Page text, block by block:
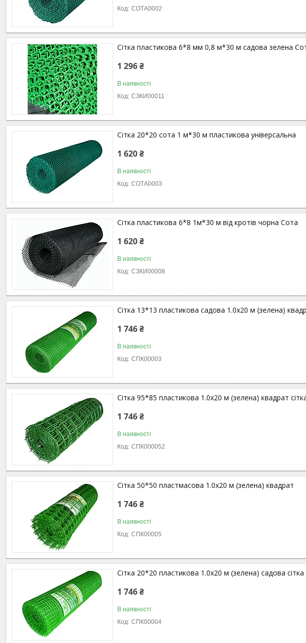
СОТА0002
Сітка пластикова 6*8 мм 0,8 м*30 м садова зелена
1 296 ₴
В наявності
СЗКИ00011
Сітка 20*20 сота 1 м*30 м пластикова універсальна
1 620 ₴
В наявності
СОТА0003
Сітка пластикова 6*8 1м*30 м від кротів чорна Сота
1 620 ₴
В наявності
СЗКИ00008
Сітка 13*13 пластикова садова 1.0х20 м (зелена)
1 746 ₴
В наявності
СПК00003
Сітка 95*85 пластикова 1.0х20 м (зелена) квадрат
1 746 ₴
В наявності
СПК000052
Сітка 50*50 пластмасова 1.0х20 м (зелена) квадрат
1 746 ₴
В наявності
СПК00005
Сітка 20*20 пластикова 1.0х20 м (зелена) садова сітка
1 746 ₴
В наявності
СПК00004